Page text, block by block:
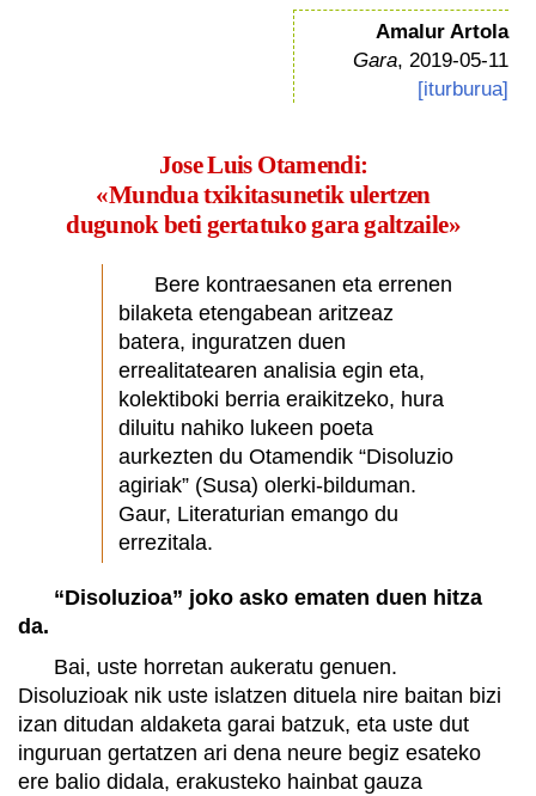
Amalur Artola
Gara, 2019-05-11
[iturburua]
Jose Luis Otamendi:
«Mundua txikitasunetik ulertzen
dugunok beti gertatuko gara galtzaile»
Bere kontraesanen eta errenen
bilaketa etengabean aritzeaz
batera, inguratzen duen
errealitatearen analisia egin eta,
kolektiboki berria eraikitzeko, hura
diluitu nahiko lukeen poeta
aurkezten du Otamendik “Disoluzio
agiriak” (Susa) olerki-bilduman.
Gaur, Literaturian emango du
errezitala.
“Disoluzioa” joko asko ematen duen hitza
da.
Bai, uste horretan aukeratu genuen.
Disoluzioak nik uste islatzen dituela nire baitan bizi
izan ditudan aldaketa garai batzuk, eta uste dut
inguruan gertatzen ari dena neure begiz esateko
ere balio didala, erakusteko hainbat gauza